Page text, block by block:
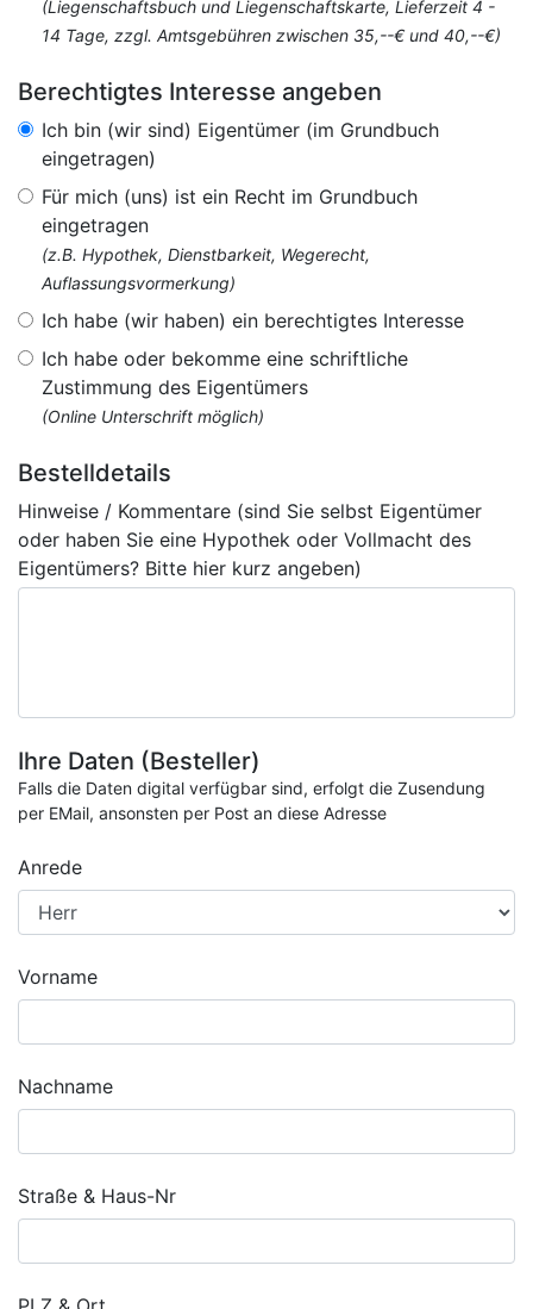
(Liegenschaftsbuch und Liegenschaftskarte, Lieferzeit 4 -
14 Tage, zzgl. Amtsgebühren zwischen 35,--€ und 40,--€)
Berechtigtes Interesse angeben
Ich bin (wir sind) Eigentümer (im Grundbuch
eingetragen)
Für mich (uns) ist ein Recht im Grundbuch
eingetragen
(z.B. Hypothek, Dienstbarkeit, Wegerecht,
Auflassungsvormerkung)
Ich habe (wir haben) ein berechtigtes Interesse
Ich habe oder bekomme eine schriftliche
Zustimmung des Eigentümers
(Online Unterschrift möglich)
Bestelldetails
Hinweise / Kommentare (sind Sie selbst Eigentümer
oder haben Sie eine Hypothek oder Vollmacht des
Eigentümers? Bitte hier kurz angeben)
Ihre Daten (Besteller)
Falls die Daten digital verfügbar sind, erfolgt die Zusendung
per EMail, ansonsten per Post an diese Adresse
Anrede
Vorname
Nachname
Straße & Haus-Nr